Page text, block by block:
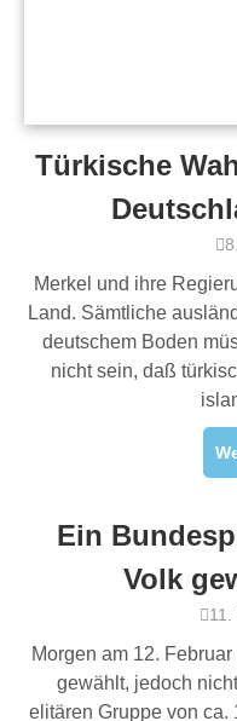
Türkische
Merkel und ihre
Land. Sämtliche
deutschem Boden
nicht sein, daß
Ein
Volk
Morgen am 12.
gewählt, jedoch
elitären Gruppe von ca.